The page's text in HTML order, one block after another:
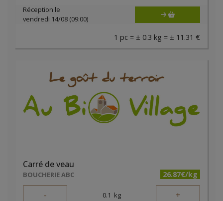
Réception le
vendredi 14/08 (09:00)
1 pc = ± 0.3 kg = ± 11.31 €
Carré de veau
BOUCHERIE ABC 26.87€/kg
- 0.1 kg +